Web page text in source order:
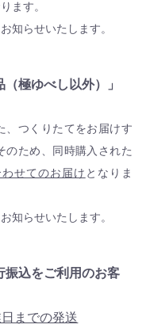
ます。
知らせいたします。
極ゆべし以外）」
、つくりたてをお届けす
のため、同時購入された
せてのお届け となりま
知らせいたします。
込をご利用のお客
までの発送